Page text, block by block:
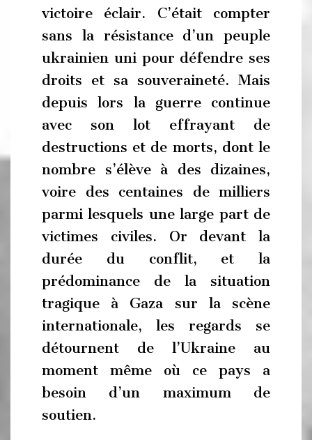
victoire éclair. C’était compter
sans la résistance d’un peuple
ukrainien uni pour défendre ses
droits et sa souveraineté. Mais
depuis lors la guerre continue
avec son lot effrayant de
destructions et de morts, dont le
nombre s’élève à des dizaines,
voire des centaines de milliers
parmi lesquels une large part de
victimes civiles. Or devant la
durée du conflit, et la
prédominance de la situation
tragique à Gaza sur la scène
internationale, les regards se
détournent de l’Ukraine au
moment même où ce pays a
besoin d’un maximum de
soutien.